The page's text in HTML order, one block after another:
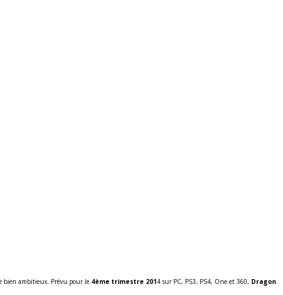
bien ambitieux. Prévu pour le 4ème trimestre 2014 sur PC, PS3, PS4, One et 360, Dragon